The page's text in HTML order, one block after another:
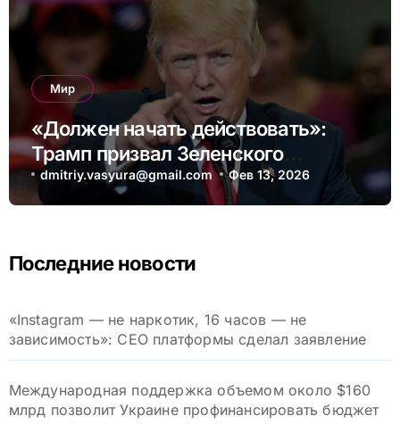
Мир
«Должен начать действовать»:
Трамп призвал Зеленского
поскорее договориться с Россией
dmitriy.vasyura@gmail.com Фев 13, 2026
Последние новости
«Instagram — не наркотик, 16 часов — не
зависимость»: CEO платформы сделал заявление
Международная поддержка объемом около $160
млрд позволит Украине профинансировать бюджет